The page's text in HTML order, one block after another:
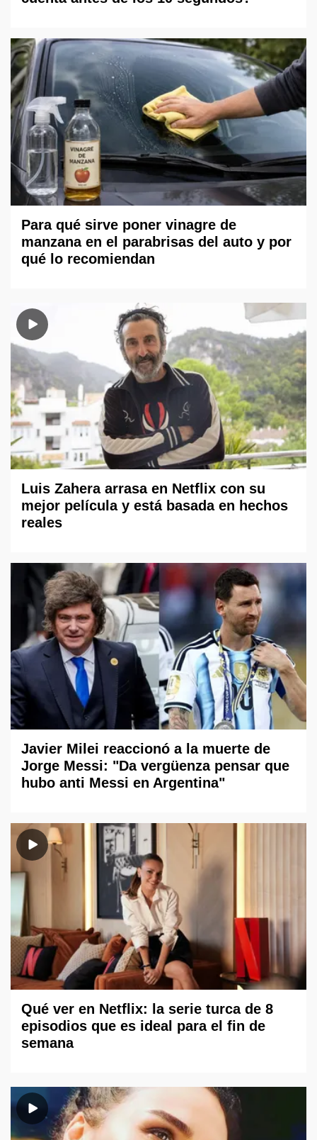
Para qué sirve poner vinagre de
manzana en el parabrisas del auto y por
qué lo recomiendan
Luis Zahera arrasa en Netflix con su
mejor película y está basada en hechos
reales
Javier Milei reaccionó a la muerte de
Jorge Messi: "Da vergüenza pensar que
hubo anti Messi en Argentina"
Qué ver en Netflix: la serie turca de 8
episodios que es ideal para el fin de
semana